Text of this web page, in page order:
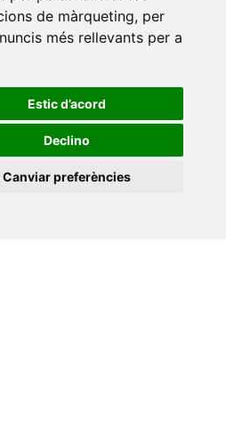
de màrqueting, per
més rellevants per a
Estic d’acord
Declino
Canviar preferències